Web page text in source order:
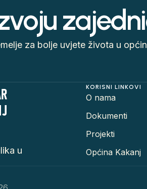
za bolje uvjete života u
u
KORISNI LINKOVI
O nama
Dokumenti
Projekti
Općina Kakanj